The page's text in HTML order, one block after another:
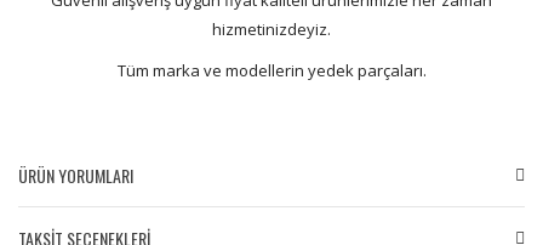
hizmetinizdeyiz.
Tüm marka ve modellerin yedek parçaları.
ÜRÜN YORUMLARI
TAKSİT SEÇENEKLERİ